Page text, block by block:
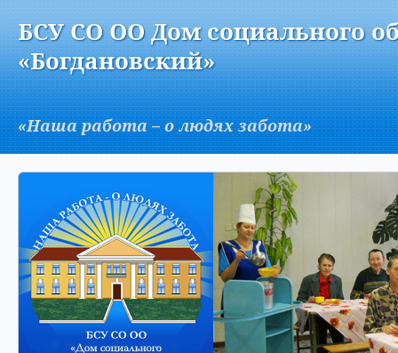
AБСУ СО ОО Дом социального
«Богдановский»
«Наша работа – о людях забота»